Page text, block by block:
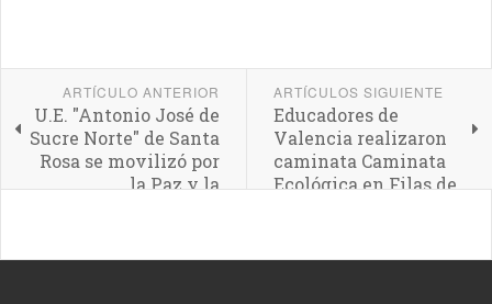
ARTÍCULO ANTERIOR
U.E. "Antonio José de
Sucre Norte" de Santa
Rosa se movilizó por
la Paz y la
ARTÍCULOS SIGUIENTE
Educadores de
Valencia realizaron
caminata Caminata
Ecológica en Filas de